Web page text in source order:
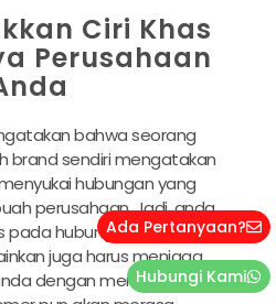
Ciri Khas
Perusahaan
bahwa seorang
brand sendiri mengatakan
hubungan yang
perusahaan. Jadi, anda
pada hubungan
juga harus menjaga
dengan mereka.
Ada Pertanyaan?
Hubungi Kami